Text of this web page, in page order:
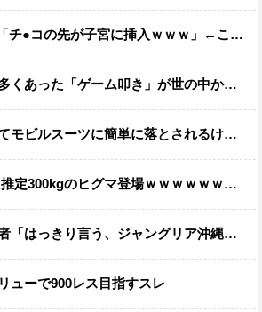
の先が子宮に挿入ｗｗｗ」←これ有り得るの？ｗｗ
ム叩き」が世の中から殆ど消えてしまった理由wwwwwwwwwwwwww
ルスーツに簡単に落とされるけど・・・・
のヒグマ登場ｗｗｗｗｗｗｗｗｗｗｗｗｗｗｗｗｗｗｗｗ
ジャングリア沖縄ほんとーーーーーーーーにおもんない！！！！」→炎上
ューで900レス目指すスレ